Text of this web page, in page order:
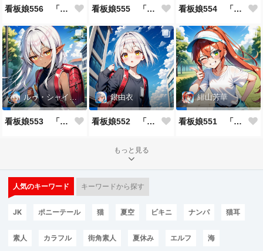
看板娘556 「久慈透のよもやま話」 看板娘555 「帰還、そして目覚め。」 看板娘554 「竹田アニーのよもやま話」
ルゥ・シャイニー
看板娘553 「ルゥ・シャイニーのよもやま話」
銀由衣
看板娘552 「銀由衣」
緋山芳華
看板娘551 「緋山芳華のよもやま話」
もっと見る
人気のキーワード キーワードから探す
JK ポニーテール 猫 夏空 ビキニ ナンパ 猫耳
素人 カラフル 街角素人 夏休み エルフ 海